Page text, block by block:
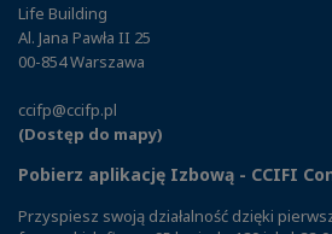
Life Building
Al. Jana Pawła II 25
00-854 Warszawa
ccifp@ccifp.pl
(Dostęp do mapy)
Pobierz aplikację Izbową - CCIFI
Przyspiesz swoją działalność dzięki